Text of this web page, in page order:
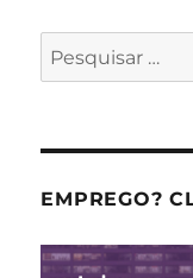
Pesquisar
por:
EMPREGO?